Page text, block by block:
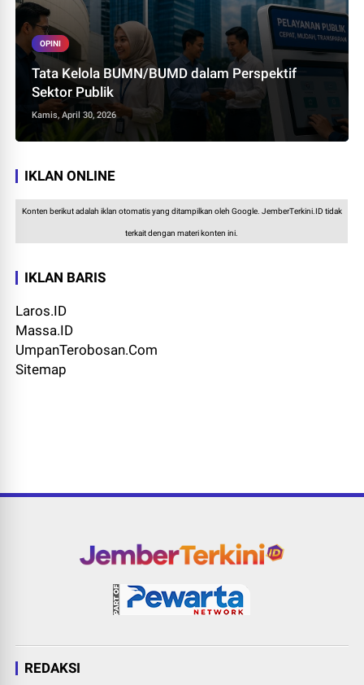
OPINI
Tata Kelola BUMN/BUMD dalam Perspektif
Sektor Publik
Kamis, April 30, 2026
IKLAN ONLINE
Konten berikut adalah iklan otomatis yang ditampilkan oleh Google. JemberTerkini.ID tidak
terkait dengan materi konten ini.
IKLAN BARIS
Laros.ID
Massa.ID
UmpanTerobosan.Com
Sitemap
REDAKSI